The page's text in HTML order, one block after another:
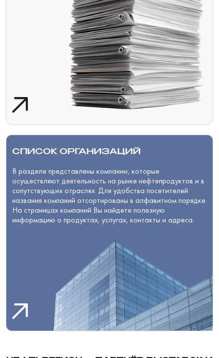
СПИСОК ОРГАНИЗАЦИЙ
В разделе представлены компании, которые
осуществляют деятельность на рынке нефтепродуктов и в
сопутствующих отраслях. Для удобства посетителей
названия компаний отсортированы в алфавитном порядке.
На страницах компаний Вы найдете полезную
информацию о продуктах, услугах, контакты и адреса.